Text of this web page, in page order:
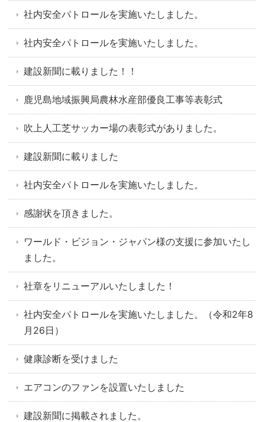
社内安全パトロールを実施いたしました。
社内安全パトロールを実施いたしました。
建設新聞に載りました！！
鹿児島地域振興局農林水産部優良工事等表彰式
吹上人工芝サッカー場の表彰式がありました。
建設新聞に載りました
社内安全パトロールを実施いたしました。
感謝状を頂きました。
ワールド・ビジョン・ジャパン様の支援に参加いたし
ました。
社章をリニューアルいたしました！
社内安全パトロールを実施いたしました。（令和2年8
月26日）
健康診断を受けました
エアコンのファンを設置いたしました
建設新聞に掲載されました。